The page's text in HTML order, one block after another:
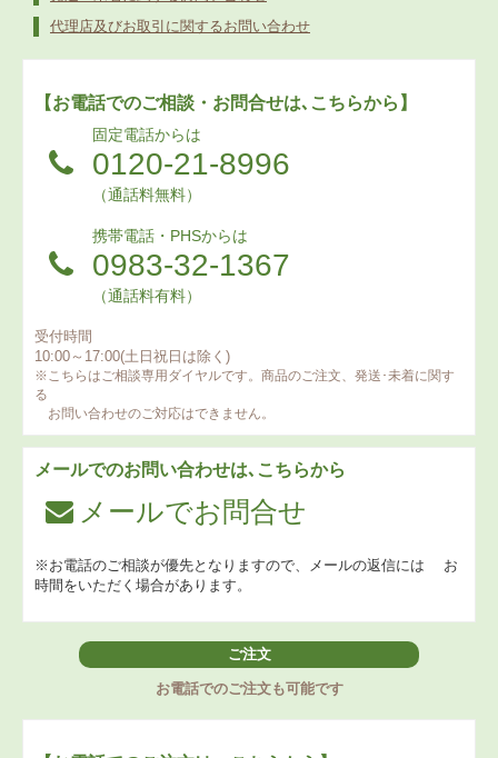
代理店及びお取引に関するお問い合わせ
【お電話でのご相談・お問合せは､こちらから】
固定電話からは
0120-21-8996
（通話料無料）
携帯電話・PHSからは
0983-32-1367
（通話料有料）
受付時間
10:00～17:00(土日祝日は除く)
※こちらはご相談専用ダイヤルです。商品のご注文、発送･未着に関す
る
お問い合わせのご対応はできません。
メールでのお問い合わせは､こちらから
メールでお問合せ
※お電話のご相談が優先となりますので、メールの返信には お
時間をいただく場合があります。
ご注文
お電話でのご注文も可能です